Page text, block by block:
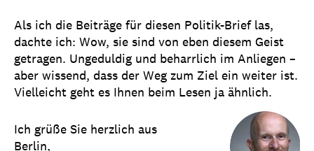
Als ich die Beiträge für diesen Politik-Brief las,
dachte ich: Wow, sie sind von eben diesem Geist
getragen. Ungeduldig und beharrlich im Anliegen –
aber wissend, dass der Weg zum Ziel ein weiter ist.
Vielleicht geht es Ihnen beim Lesen ja ähnlich.
Ich grüße Sie herzlich aus
Berlin,